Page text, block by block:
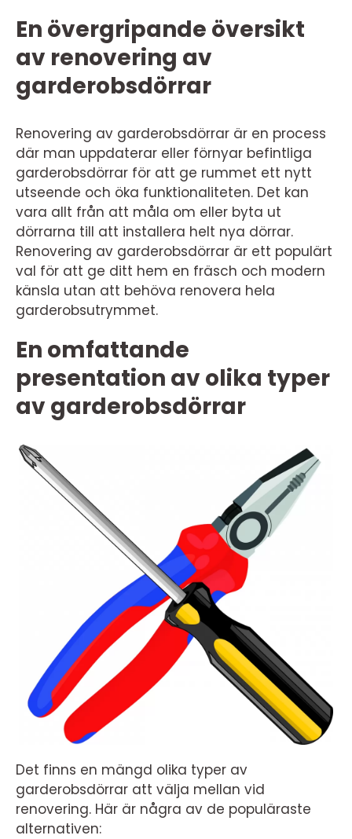
En övergripande översikt
av renovering av
garderobsdörrar
Renovering av garderobsdörrar är en process
där man uppdaterar eller förnyar befintliga
garderobsdörrar för att ge rummet ett nytt
utseende och öka funktionaliteten. Det kan
vara allt från att måla om eller byta ut
dörrarna till att installera helt nya dörrar.
Renovering av garderobsdörrar är ett populärt
val för att ge ditt hem en fräsch och modern
känsla utan att behöva renovera hela
garderobsutrymmet.
En omfattande
presentation av olika typer
av garderobsdörrar
Det finns en mängd olika typer av
garderobsdörrar att välja mellan vid
renovering. Här är några av de populäraste
alternativen: